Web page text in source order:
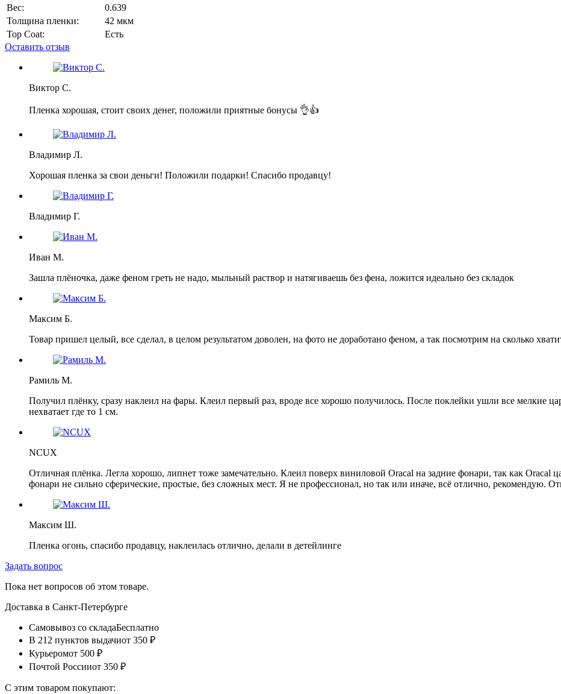
Вес:
0.639
Толщина пленки:
42 мкм
Top Coat:
Есть
Оставить отзыв
Виктор С.
Пленка хорошая, стоит своих денег, положили приятные бонусы 👌👍
Владимир Л.
Хорошая пленка за свои деньги! Положили подарки! Спасибо продавцу!
Владимир Г.
Иван М.
Зашла плёночка, даже феном греть не надо, мыльный раствор и натягиваешь без фена, ложится идеально без складок
Максим Б.
Товар пришел целый, все сделал, в целом результатом доволен, на фото не доработано феном, а так посмотрим на сколько
Рамиль М.
Получил плёнку, сразу наклеил на фары. Клеил первый раз, вроде все хорошо получилось. После поклейки ушли все
нехватает где то 1 см.
NCUX
Отличная плёнка. Легла хорошо, липнет тоже замечательно. Клеил поверх виниловой Oracal на задние фонари, так как Oracal
фонари не сильно сферические, простые, без сложных мест. Я не профессионал, но так или иначе, всё отлично, рекомендую.
Максим Ш.
Пленка огонь, спасибо продавцу, наклеилась отлично, делали в детейлинге
Задать вопрос
Пока нет вопросов об этом товаре.
Доставка в Санкт-Петербурге
Самовывоз со складаБесплатно
В 212 пунктов выдачиот 350 ₽
Курьеромот 500 ₽
Почтой Россииот 350 ₽
С этим товаром покупают: